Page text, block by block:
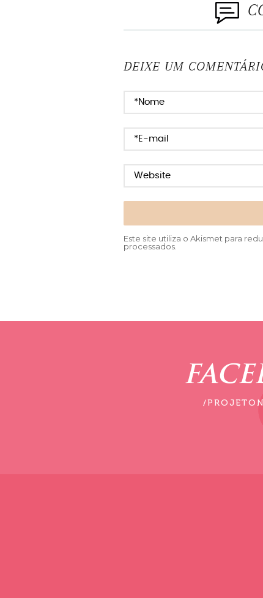
DEIXE UM
Este site utiliza o Akismet para
processados.
/